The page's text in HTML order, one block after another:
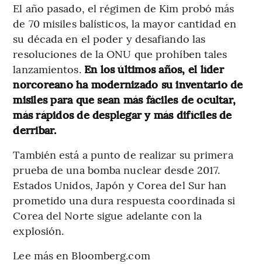
El año pasado, el régimen de Kim probó más
de 70 misiles balísticos, la mayor cantidad en
su década en el poder y desafiando las
resoluciones de la ONU que prohíben tales
lanzamientos. En los últimos años, el líder
norcoreano ha modernizado su inventario de
misiles para que sean más fáciles de ocultar,
más rápidos de desplegar y más difíciles de
derribar.
También está a punto de realizar su primera
prueba de una bomba nuclear desde 2017.
Estados Unidos, Japón y Corea del Sur han
prometido una dura respuesta coordinada si
Corea del Norte sigue adelante con la
explosión.
Lee más en Bloomberg.com